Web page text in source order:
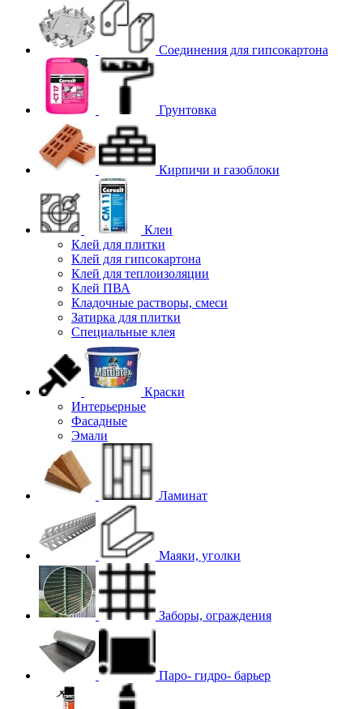
Соединения для гипcокартона
Грунтовка
Кирпичи и газоблоки
Клеи
Клей для плитки
Клей для гипсокартона
Клей для теплоизоляции
Клей ПВА
Кладочные растворы, смеси
Затирка для плитки
Специальные клея
Краски
Интерьерные
Фасадные
Эмали
Ламинат
Маяки, уголки
Заборы, ограждения
Паро- гидро- барьер